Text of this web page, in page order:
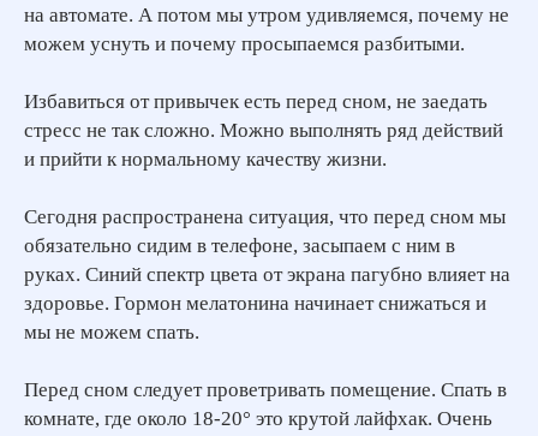
на автомате. А потом мы утром удивляемся, почему не
можем уснуть и почему просыпаемся разбитыми.
Избавиться от привычек есть перед сном, не заедать
стресс не так сложно. Можно выполнять ряд действий
и прийти к нормальному качеству жизни.
Сегодня распространена ситуация, что перед сном мы
обязательно сидим в телефоне, засыпаем с ним в
руках. Синий спектр цвета от экрана пагубно влияет на
здоровье. Гормон мелатонина начинает снижаться и
мы не можем спать.
Перед сном следует проветривать помещение. Спать в
комнате, где около 18-20° это крутой лайфхак. Очень